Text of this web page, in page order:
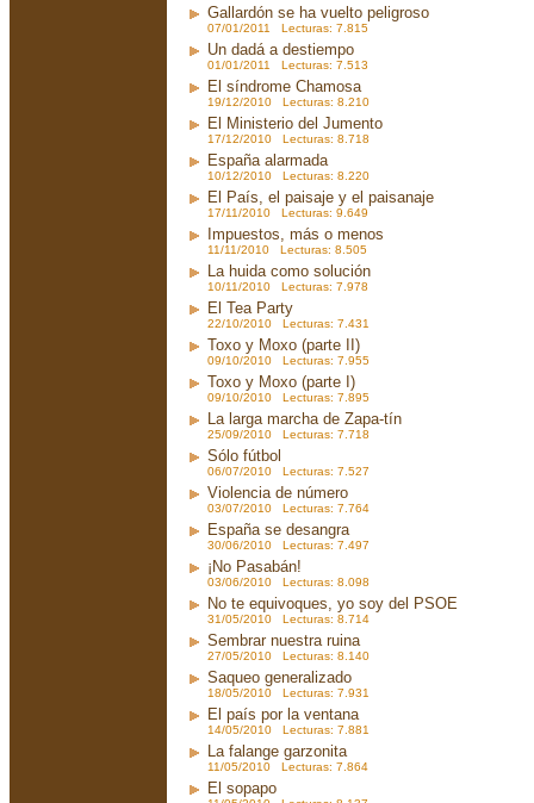
Gallardón se ha vuelto peligroso
07/01/2011 Lecturas: 7.815
Un dadá a destiempo
01/01/2011 Lecturas: 7.513
El síndrome Chamosa
19/12/2010 Lecturas: 8.210
El Ministerio del Jumento
17/12/2010 Lecturas: 8.718
España alarmada
10/12/2010 Lecturas: 8.220
El País, el paisaje y el paisanaje
17/11/2010 Lecturas: 9.649
Impuestos, más o menos
11/11/2010 Lecturas: 8.505
La huida como solución
10/11/2010 Lecturas: 7.978
El Tea Party
22/10/2010 Lecturas: 7.431
Toxo y Moxo (parte II)
09/10/2010 Lecturas: 7.955
Toxo y Moxo (parte I)
09/10/2010 Lecturas: 7.895
La larga marcha de Zapa-tín
25/09/2010 Lecturas: 7.718
Sólo fútbol
06/07/2010 Lecturas: 7.527
Violencia de número
03/07/2010 Lecturas: 7.764
España se desangra
30/06/2010 Lecturas: 7.497
¡No Pasabán!
03/06/2010 Lecturas: 8.098
No te equivoques, yo soy del PSOE
31/05/2010 Lecturas: 8.714
Sembrar nuestra ruina
27/05/2010 Lecturas: 8.140
Saqueo generalizado
18/05/2010 Lecturas: 7.931
El país por la ventana
14/05/2010 Lecturas: 7.881
La falange garzonita
11/05/2010 Lecturas: 7.864
El sopapo